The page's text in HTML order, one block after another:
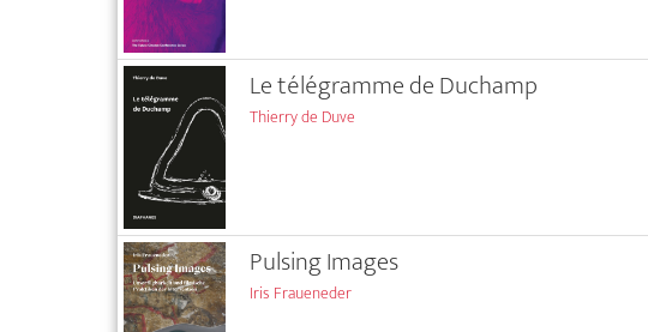
Le télégramme de Duchamp
Thierry de Duve
Pulsing Images
Iris Fraueneder